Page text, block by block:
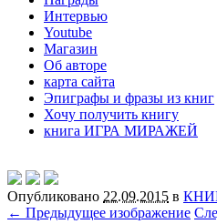
Интервью
Youtube
Магазин
Об авторе
карта сайта
Эпиграфы и фразы из книг
Хочу получить книгу
книга ИГРА МИРАЖЕЙ
Опубликовано 22.09.2015 в
← Предыдущее изображение